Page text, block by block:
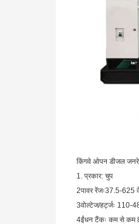
किंगवे ओपन डीजल
1. प्रकार: चुप
2पावर रेंजः37.5-625
3वोल्टेज/हर्ट्जः 110-
4ईंधन टैंकः कम से कम